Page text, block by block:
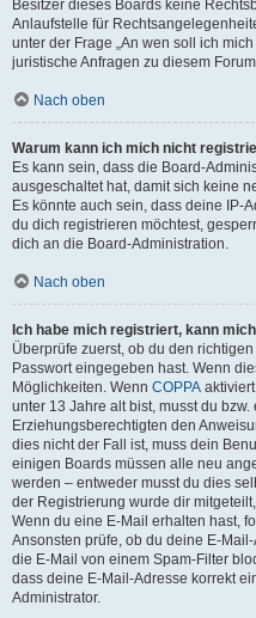
Besitzer dieses Boards keine
Anlaufstelle für
unter der Frage „An wen soll ich
juristische Anfragen zu diesem
Nach oben
Warum kann ich mich nicht
Es kann sein, dass die Board-
ausgeschaltet hat, damit sich keine
Es könnte auch sein, dass deine IP-
du dich registrieren möchtest,
dich an die Board-Administration.
Nach oben
Ich habe mich registriert, kann
Überprüfe zuerst, ob du den
Passwort eingegeben hast. Wenn
Möglichkeiten. Wenn COPPA
unter 13 Jahre alt bist, musst du
Erziehungsberechtigten den
dies nicht der Fall ist, muss dein
einigen Boards müssen alle neu
werden – entweder musst du dies
der Registrierung wurde dir
Wenn du eine E-Mail erhalten hast,
Ansonsten prüfe, ob du deine E-
die E-Mail von einem Spam-Filter
dass deine E-Mail-Adresse korrekt
Administrator.